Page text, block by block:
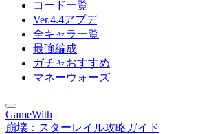
コード一覧
Ver.4.4アプデ
全キャラ一覧
最強編成
ガチャおすすめ
マネーウォーズ
GameWith
崩壊：スターレイル攻略ガイド